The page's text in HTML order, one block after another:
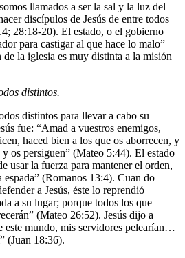
llamados a ser la sal y la luz del
discípulos de Jesús de entre todos
28:18-20). El estado, o el gobierno
para castigar al que hace lo malo”
la iglesia es muy distinta a la misión
distintos.
distintos para llevar a cabo su
fue: “Amad a vuestros enemigos,
haced bien a los que os aborrecen, y
os persiguen” (Mateo 5:44). El estado
usar la fuerza para mantener el orden,
(Romanos 13:4). Cuan do
a Jesús, éste lo reprendió
a su lugar; porque todos los que
(Mateo 26:52). Jesús dijo a
este mundo, mis servidores pelearían…
(Juan 18:36).